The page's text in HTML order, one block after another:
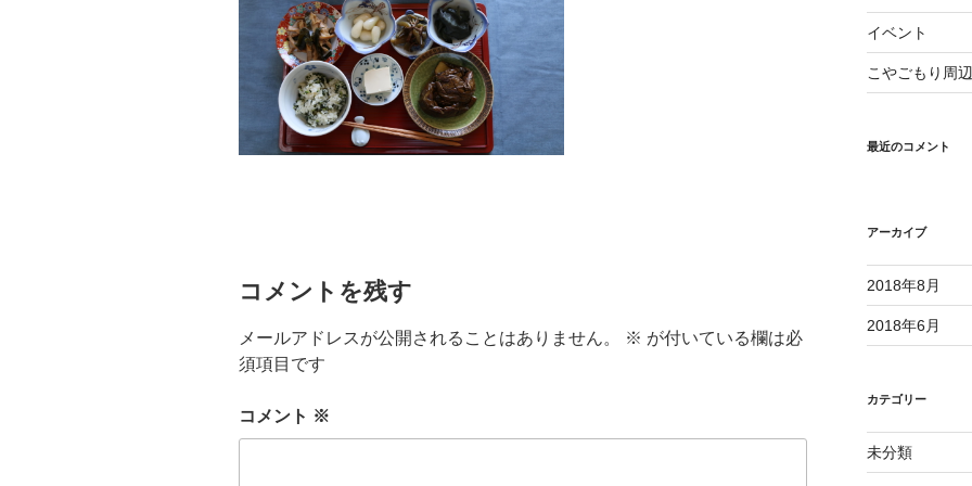
コメントを残す
メールアドレスが公開されることはありません。 ※ が付いている欄は必
須項目です
コメント ※
イベント
こやごもり周
最近のコメント
アーカイブ
2018年8月
2018年6月
カテゴリー
未分類